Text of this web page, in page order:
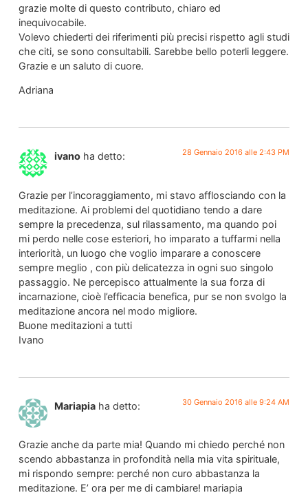
grazie molte di questo contributo, chiaro ed
inequivocabile.
Volevo chiederti dei riferimenti più precisi rispetto agli studi
che citi, se sono consultabili. Sarebbe bello poterli leggere.
Grazie e un saluto di cuore.
Adriana
ivano ha detto: 28 Gennaio 2016 alle 2:43 PM
Grazie per l’incoraggiamento, mi stavo afflosciando con la
meditazione. Ai problemi del quotidiano tendo a dare
sempre la precedenza, sul rilassamento, ma quando poi
mi perdo nelle cose esteriori, ho imparato a tuffarmi nella
interiorità, un luogo che voglio imparare a conoscere
sempre meglio , con più delicatezza in ogni suo singolo
passaggio. Ne percepisco attualmente la sua forza di
incarnazione, cioè l’efficacia benefica, pur se non svolgo la
meditazione ancora nel modo migliore.
Buone meditazioni a tutti
Ivano
Mariapia ha detto: 30 Gennaio 2016 alle 9:24 AM
Grazie anche da parte mia! Quando mi chiedo perché non
scendo abbastanza in profondità nella mia vita spirituale,
mi rispondo sempre: perché non curo abbastanza la
meditazione. E’ ora per me di cambiare! mariapia